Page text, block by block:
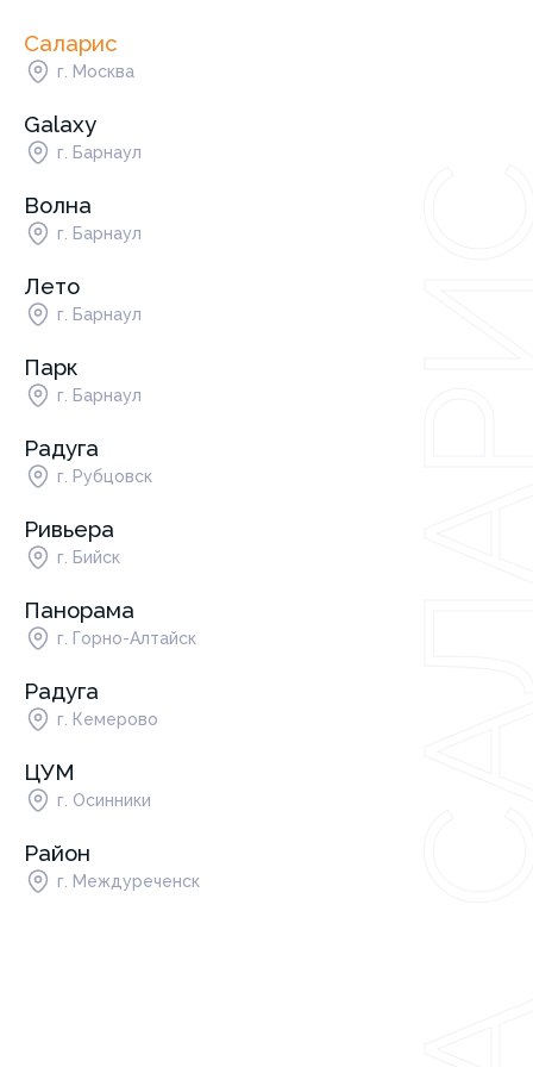
Саларис
г. Москва
г. Барнаул
г. Барнаул
г.
г.г. Рубцовск
г. Бийск
г. Горно-Алтайск
г. Кемерово
г.
г.
Саларис
г. Москва
Galaxy
г. Барнаул
Волна
г. Барнаул
Лето
г. Барнаул
Парк
г. Барнаул
Радуга
г. Рубцовск
Ривьера
г. Бийск
Панорама
г. Горно-Алтайск
Радуга
г. Кемерово
ЦУМ
г. Осинники
Район
г. Междуреченск